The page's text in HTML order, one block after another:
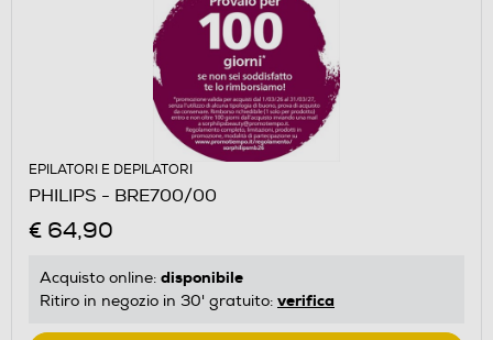
EPILATORI E DEPILATORI
PHILIPS - BRE700/00
€ 64,90
Acquisto online: disponibile
Ritiro in negozio in 30' gratuito: verifica